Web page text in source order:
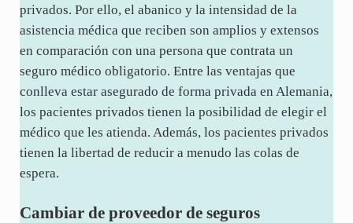
privados. Por ello, el abanico y la intensidad de la
asistencia médica que reciben son amplios y extensos
en comparación con una persona que contrata un
seguro médico obligatorio. Entre las ventajas que
conlleva estar asegurado de forma privada en Alemania,
los pacientes privados tienen la posibilidad de elegir el
médico que les atienda. Además, los pacientes privados
tienen la libertad de reducir a menudo las colas de
espera.
Cambiar de proveedor de seguros